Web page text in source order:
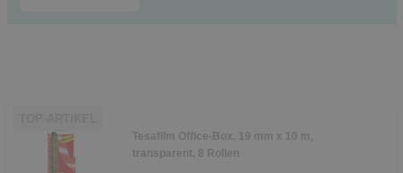
Tesafilm Office-Box, 19 mm x 10 m,
transparent, 8 Rollen